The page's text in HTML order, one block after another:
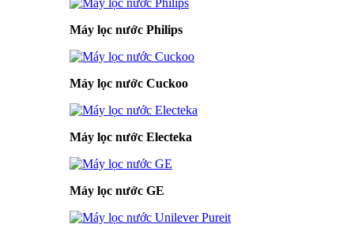
Máy lọc nước Philips
Máy lọc nước Cuckoo
Máy lọc nước Electeka
Máy lọc nước GE